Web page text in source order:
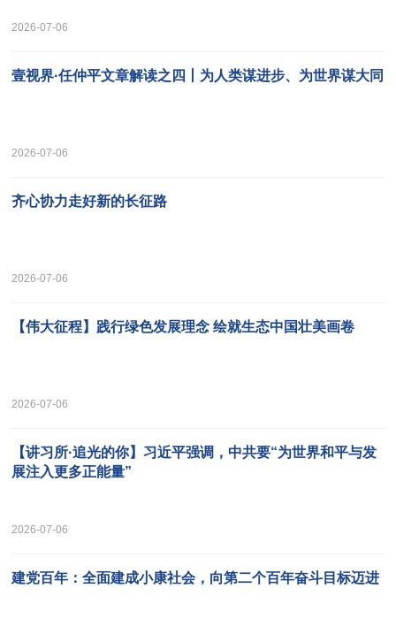
2026-07-06
壹视界·任仲平文章解读之四丨为人类谋进步、为世界谋大同
2026-07-06
齐心协力走好新的长征路
2026-07-06
【伟大征程】践行绿色发展理念 绘就生态中国壮美画卷
2026-07-06
【讲习所·追光的你】习近平强调，中共要“为世界和平与发
展注入更多正能量”
2026-07-06
建党百年：全面建成小康社会，向第二个百年奋斗目标迈进